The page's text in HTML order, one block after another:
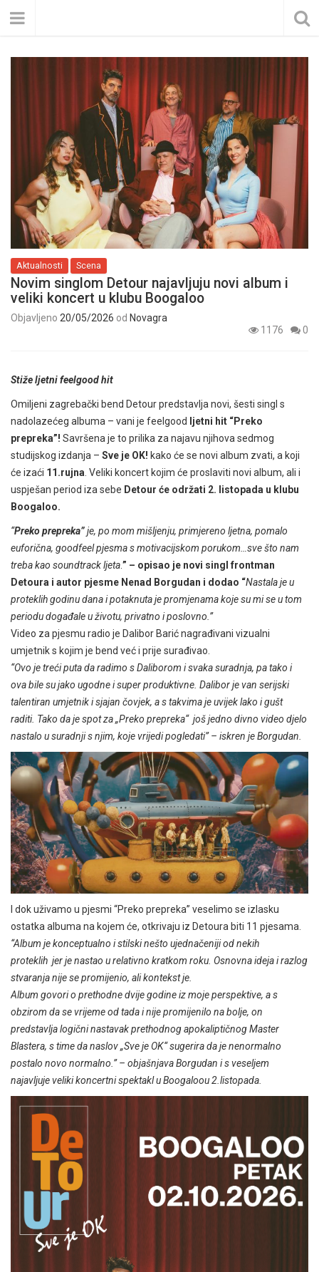
Aktualnosti Scena
Novim singlom Detour najavljuju novi album i
veliki koncert u klubu Boogaloo
Objavljeno 20/05/2026 od Novagra
1176
0
Stiže ljetni feelgood hit
Omiljeni zagrebački bend Detour predstavlja novi, šesti singl s
nadolazećeg albuma – vani je feelgood
ljetni hit “Preko
prepreka”! Savršena je to prilika za najavu njihova sedmog
studijskog izdanja – Sve je OK! kako će se novi album zvati, a koji
će izaći 11.rujna . Veliki koncert kojim će proslaviti novi album, ali i
uspješan period iza sebe Detour će održati 2. listopada u klubu
Boogaloo.
“Preko prepreka”je, po mom mišljenju, primjereno ljetna, pomalo
euforična, goodfeel pjesma s motivacijskom porukom…sve što nam
treba kao soundtrack ljeta” – opisao je novi singl frontman
Detoura i autor pjesme Nenad Borgudan i dodao “Nastala je u
proteklih godinu dana i potaknuta je promjenama koje su mi se u tom
periodu događale u životu, privatno i poslovno.”
Video za pjesmu radio je Dalibor Barić nagrađivani vizualni
umjetnik s kojim je bend već i prije surađivao.
“Ovo je treći puta da radimo s Daliborom i svaka suradnja, pa tako i
ova bile su jako ugodne i super produktivne. Dalibor je van serijski
talentiran umjetnik i sjajan čovjek, a s takvima je uvijek lako i gušt
raditi. Tako da je spot za „Preko prepreka“ još jedno divno video djelo
nastalo u suradnji s njim, koje vrijedi pogledati” – iskren je Borgudan.
I dok uživamo u pjesmi “Preko prepreka” veselimo se izlasku
ostatka albuma na kojem će, otkrivaju iz Detoura biti 11 pjesama.
“Album je konceptualno i stilski nešto ujednačeniji od nekih
proteklih jer je nastao u relativno kratkom roku. Osnovna ideja i razlog
stvaranja nije se promijenio, ali kontekst je.
Album govori o prethodne dvije godine iz moje perspektive, a s
obzirom da se vrijeme od tada i nije promijenilo na bolje, on
predstavlja logični nastavak prethodnog apokaliptičnog Master
Blastera, s time da naslov „Sve je OK“ sugerira da je nenormalno
postalo novo normalno.” – objašnjava Borgudan i s veseljem
najavljuje veliki koncertni spektakl u Boogaloou 2.listopada.